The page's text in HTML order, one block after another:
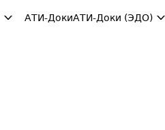
АТИ-ДокиАТИ-Доки (ЭДО)